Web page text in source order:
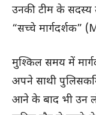
उनकी टीम के
“सच्चे
मुश्किल समय में
अपने साथी
आने के बाद भी उन